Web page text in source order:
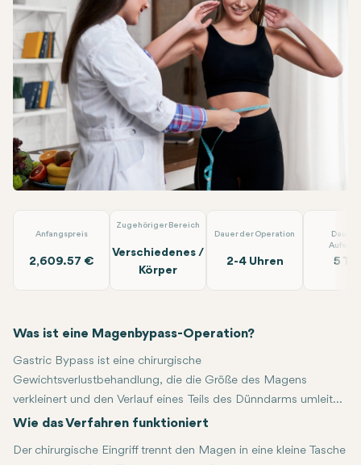
Facebook
Linkedin
WhatsApp
Telegram
E-Mail
Anfangspreis
2,609.57 €
Zugehöriger Bereich
Verschiedenes /
Körper
Dauer der Operation
2-4 Uhren
Dauer
5
Was ist eine Magenbypass-Operation?
Gastric Bypass ist eine chirurgische
Gewichtsverlustbehandlung, die die Größe des Magens
verkleinert und den Verlauf eines Teils des Dünndarms umleitet.
Dieser zweiseitige Ansatz schränkt die Nahrungsaufnahme und
bemerkenswerte, langfristige Gewichtsverluste erzielen kann.
Wie das Verfahren funktioniert
Der chirurgische Eingriff trennt den Magen in eine kleine Tasche